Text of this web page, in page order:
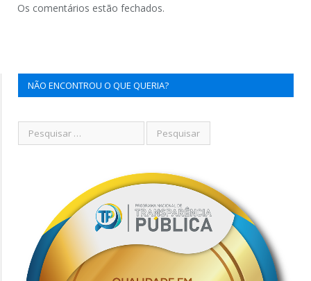
Os comentários estão fechados.
NÃO ENCONTROU O QUE QUERIA?